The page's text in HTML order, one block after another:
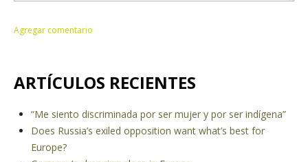
ARTÍCULOS RECIENTES
“Me siento discriminada por ser mujer y por ser indígena”
Does Russia’s exiled opposition want what’s best for
Europe?